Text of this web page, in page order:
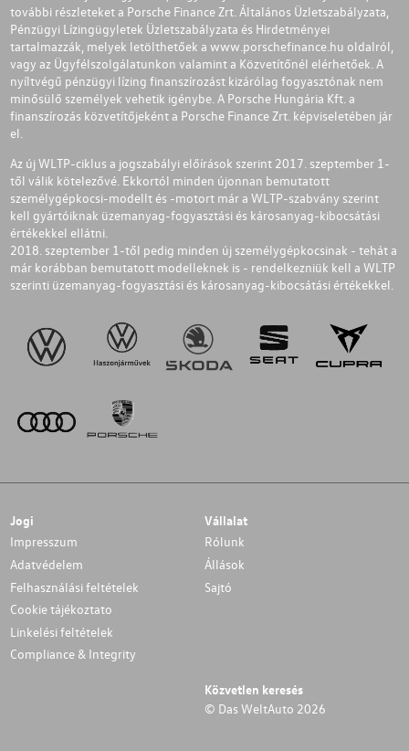
további részleteket a Porsche Finance Zrt. Általános Üzletszabályzata,
Pénzügyi Lízingügyletek Üzletszabályzata és Hirdetményei
tartalmazzák, melyek letölthetőek a www.porschefinance.hu oldalról,
vagy az Ügyfélszolgálatunkon valamint a Közvetítőnél elérhetőek. A
nyíltvégű pénzügyi lízing finanszírozást kizárólag fogyasztónak nem
minősülő személyek vehetik igénybe. A Porsche Hungária Kft. a
finanszírozás közvetítőjeként a Porsche Finance Zrt. képviseletében jár
el.
Az új WLTP-ciklus a jogszabályi előírások szerint 2017. szeptember 1-
től válik kötelezővé. Ekkortól minden újonnan bemutatott
személygépkocsi-modellt és -motort már a WLTP-szabvány szerint
kell gyártóiknak üzemanyag-fogyasztási és károsanyag-kibocsátási
értékekkel ellátni.
2018. szeptember 1-től pedig minden új személygépkocsinak - tehát a
már korábban bemutatott modelleknek is - rendelkezniük kell a WLTP
szerinti üzemanyag-fogyasztási és károsanyag-kibocsátási értékekkel.
Jogi
Impresszum
Adatvédelem
Felhasználási feltételek
Cookie tájékoztato
Linkelési feltételek
Compliance & Integrity
Vállalat
Rólunk
Állások
Sajtó
Közvetlen keresés
© Das WeltAuto 2026